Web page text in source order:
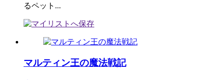
るペット...
マルティン王の魔法戦記